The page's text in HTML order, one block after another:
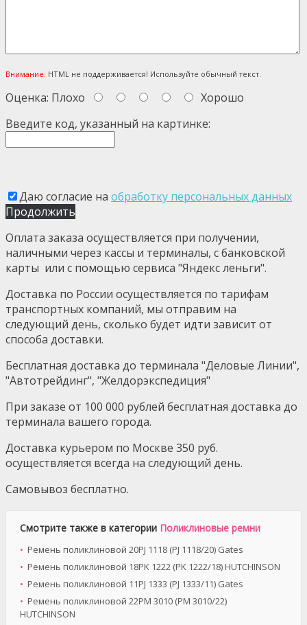
Внимание: HTML не поддерживается! Используйте обычный текст.
Оценка: Плохо
Хорошо
Введите код, указанный на картинке:
Даю согласие на обработку персональных данных
Продолжить
Оплата заказа осуществляется при получении,
наличными через кассы и терминалы, с банковской
карты или с помощью сервиса "Яндекс леньги".
Доставка по России осуществляется по тарифам
транспортных компаний, мы отправим на
следующий день, сколько будет идти зависит от
способа доставки.
Бесплатная доставка до терминала "Деловые Линии",
"Автотрейдинг", "Желдорэкспедиция"
При заказе от 100 000 рублей бесплатная доставка до
терминала вашего города.
Доставка курьером по Москве 350 руб.
осуществляется всегда на следующий день.
Самовывоз бесплатно.
Смотрите также в категории Поликлиновые ремни
Ремень поликлиновой 20PJ 1118 (PJ 1118/20) Gates
Ремень поликлиновой 18PK 1222 (PK 1222/18) HUTCHINSON
Ремень поликлиновой 11PJ 1333 (PJ 1333/11) Gates
Ремень поликлиновой 22PM 3010 (PM 3010/22)
HUTCHINSON